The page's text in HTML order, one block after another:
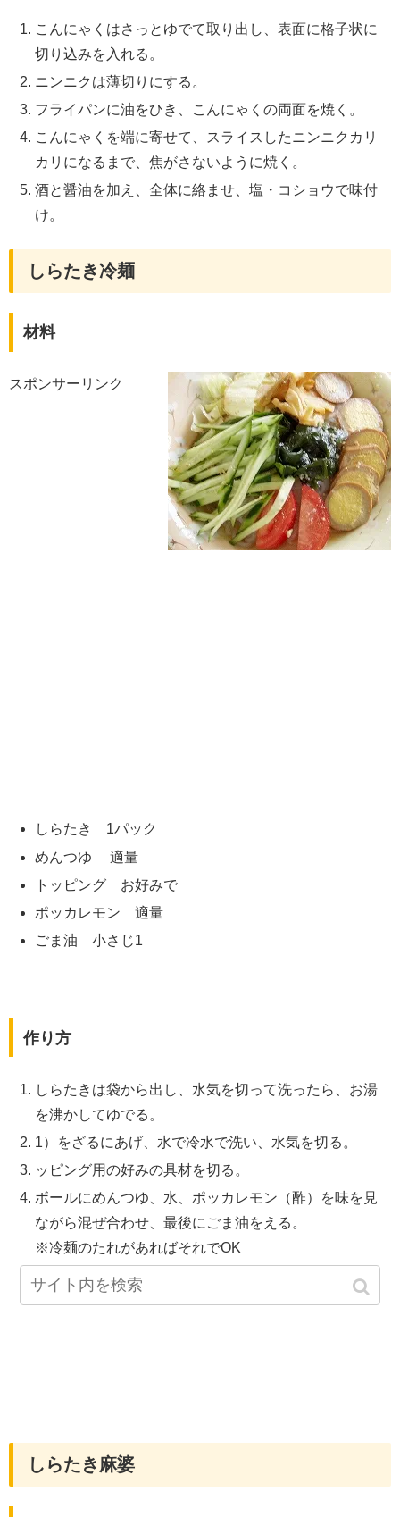
こんにゃくはさっとゆでて取り出し、表面に格子状に
切り込みを入れる。
ニンニクは薄切りにする。
フライパンに油をひき、こんにゃくの両面を焼く。
こんにゃくを端に寄せて、スライスしたニンニクカリ
カリになるまで、焦がさないように焼く。
酒と醤油を加え、全体に絡ませ、塩・コショウで味付
け。
しらたき冷麺
材料
スポンサーリンク
しらたき 1パック
めんつゆ 適量
トッピング お好みで
ポッカレモン 適量
ごま油 小さじ1
作り方
しらたきは袋から出し、水気を切って洗ったら、お湯
を沸かしてゆでる。
1）をざるにあげ、水で冷水で洗い、水気を切る。
ッピング用の好みの具材を切る。
ボールにめんつゆ、水、ポッカレモン（酢）を味を見
ながら混ぜ合わせ、最後にごま油をえる。
※冷麺のたれがあればそれでOK
器に2）3）を盛付け、4）をかけていただく。
しらたき麻婆